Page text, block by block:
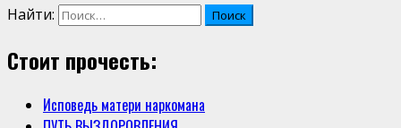
Найти:
Стоит прочесть:
Исповедь матери наркомана